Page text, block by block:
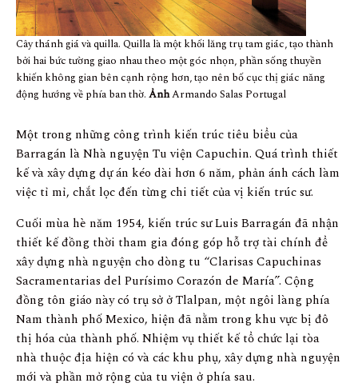
Cây thánh giá và quilla. Quilla là một khối lăng trụ tam giác, tạo thành
bởi hai bức tường giao nhau theo một góc nhọn, phần sống thuyền
khiến không gian bên cạnh rộng hơn, tạo nên bố cục thị giác năng
động hướng về phía ban thờ. ẢnhArmando Salas Portugal
Một trong những công trình kiến trúc tiêu biểu của
Barragán là Nhà nguyện Tu viện Capuchin. Quá trình thiết
kế và xây dựng dự án kéo dài hơn 6 năm, phản ánh cách làm
việc tỉ mỉ, chắt lọc đến từng chi tiết của vị kiến trúc sư.
Cuối mùa hè năm 1954, kiến trúc sư Luis Barragán đã nhận
thiết kế đồng thời tham gia đóng góp hỗ trợ tài chính để
xây dựng nhà nguyện cho dòng tu “Clarisas Capuchinas
Sacramentarias del Purísimo Corazón de María”. Cộng
đồng tôn giáo này có trụ sở ở Tlalpan, một ngôi làng phía
Nam thành phố Mexico, hiện đã nằm trong khu vực bị đô
thị hóa của thành phố. Nhiệm vụ thiết kế tổ chức lại tòa
nhà thuộc địa hiện có và các khu phụ, xây dựng nhà nguyện
mới và phần mở rộng của tu viện ở phía sau.